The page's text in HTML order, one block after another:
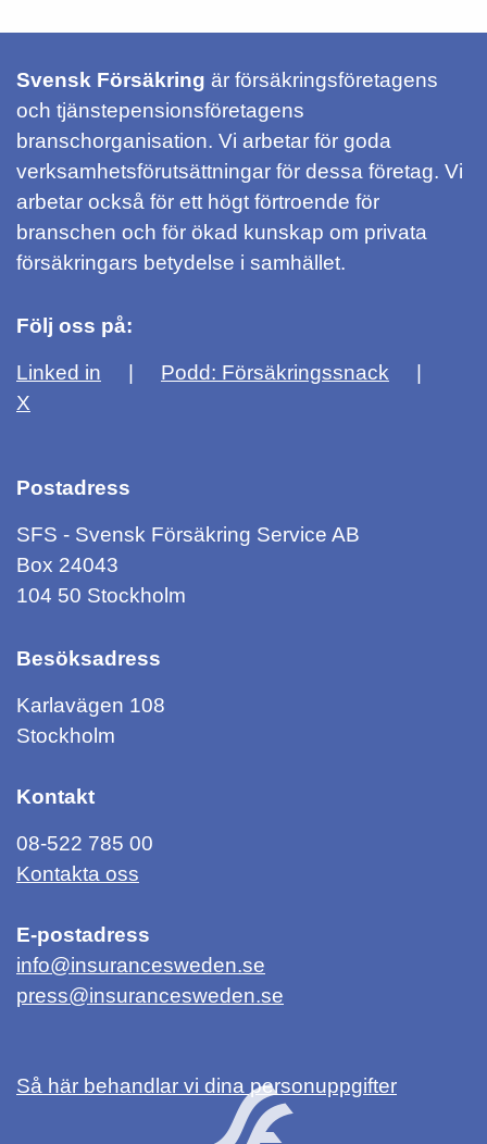
Svensk Försäkring är försäkringsföretagens
och tjänstepensionsföretagens
branschorganisation. Vi arbetar för goda
verksamhetsförutsättningar för dessa företag. Vi
arbetar också för ett högt förtroende för
branschen och för ökad kunskap om privata
försäkringars betydelse i samhället.
Följ oss på:
Linked in
Podd: Försäkringssnack
X
Postadress
SFS - Svensk Försäkring Service AB
Box 24043
104 50 Stockholm
Besöksadress
Karlavägen 108
Stockholm
Kontakt
08-522 785 00
Kontakta oss
E-postadress
info@insurancesweden.se
press@insurancesweden.se
Så här behandlar vi dina personuppgifter